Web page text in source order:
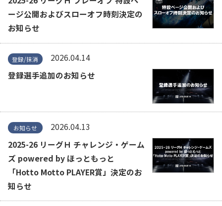
ージ公開およびスローオフ時刻決定の
お知らせ
登録/抹消
2026.04.14
登録選手追加のお知らせ
お知らせ
2026.04.13
2025-26 リーグＨ チャレンジ・ゲーム
ズ powered by ほっともっと
「Hotto Motto PLAYER賞」決定のお
知らせ